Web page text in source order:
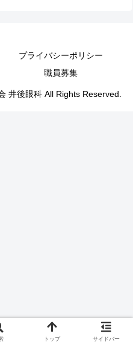
プライバシーポリシー
職員募集
井後眼科 All Rights Reserved.
トップ サイドバー